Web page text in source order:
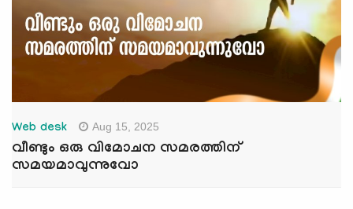
Web desk Aug 15, 2025
വീണ്ടും ഒരു വിമോചന സമരത്തിന്
സമയമാവുന്നുവോ